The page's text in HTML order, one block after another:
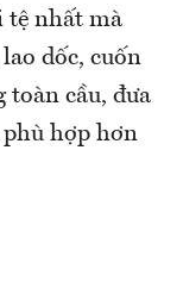
tệ nhất mà
dốc, cuốn
toàn cầu, đưa
hợp hơn